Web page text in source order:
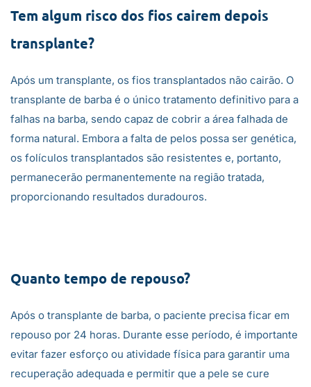
Tem algum risco dos fios cairem depois
transplante?
Após um transplante, os fios transplantados não cairão. O
transplante de barba é o único tratamento definitivo para a
falhas na barba, sendo capaz de cobrir a área falhada de
forma natural. Embora a falta de pelos possa ser genética,
os folículos transplantados são resistentes e, portanto,
permanecerão permanentemente na região tratada,
proporcionando resultados duradouros.
Quanto tempo de repouso?
Após o transplante de barba, o paciente precisa ficar em
repouso por 24 horas. Durante esse período, é importante
evitar fazer esforço ou atividade física para garantir uma
recuperação adequada e permitir que a pele se cure